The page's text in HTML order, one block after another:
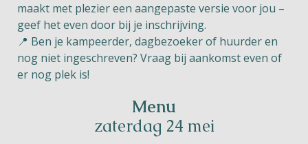
maakt met plezier een aangepaste versie voor jou –
geef het even door bij je inschrijving.
📍 Ben je kampeerder, dagbezoeker of huurder en
nog niet ingeschreven? Vraag bij aankomst even of
er nog plek is!
Menu
zaterdag 24 mei